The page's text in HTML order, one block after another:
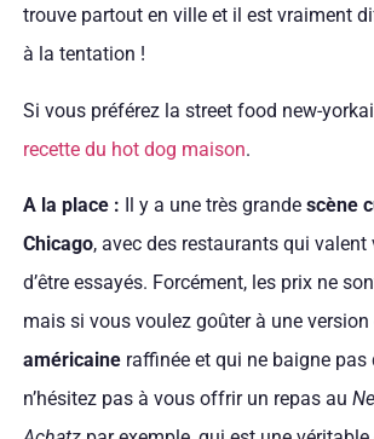
trouve partout en ville et il est vraiment
à la tentation !
Si vous préférez la street food new-
recette du hot dog maison.
A la place : Il y a une très grande scène
Chicago, avec des restaurants qui
d’être essayés. Forcément, les prix ne
mais si vous voulez goûter à une version
américaineraffinée et qui ne baigne pas
n’hésitez pas à vous offrir un repas au